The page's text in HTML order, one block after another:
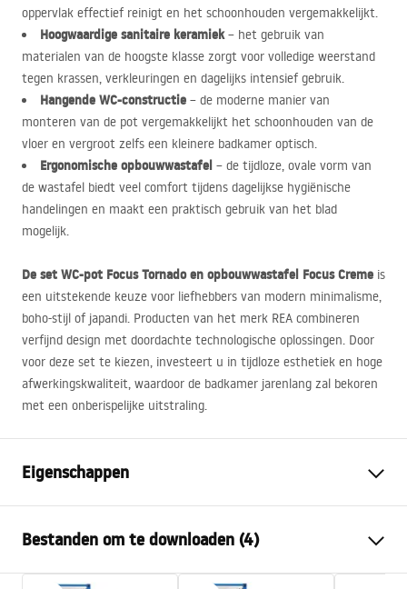
oppervlak effectief reinigt en het schoonhouden vergemakkelijkt.
Hoogwaardige sanitaire keramiek– het gebruik van
materialen van de hoogste klasse zorgt voor volledige weerstand
tegen krassen, verkleuringen en dagelijks intensief gebruik.
Hangende WC-constructie – de moderne manier van
monteren van de pot vergemakkelijkt het schoonhouden van de
vloer en vergroot zelfs een kleinere badkamer optisch.
Ergonomische opbouwwastafel – de tijdloze, ovale vorm van
de wastafel biedt veel comfort tijdens dagelijkse hygiënische
handelingen en maakt een praktisch gebruik van het blad
mogelijk.
De set WC-pot Focus Tornado en opbouwwastafel Focus Creme is
een uitstekende keuze voor liefhebbers van modern minimalisme,
boho-stijl of japandi. Producten van het merk REA combineren
verfijnd design met doordachte technologische oplossingen. Door
voor deze set te kiezen, investeert u in tijdloze esthetiek en hoge
afwerkingskwaliteit, waardoor de badkamer jarenlang zal bekoren
met een onberispelijke uitstraling.
Eigenschappen
Spoelsysteem
Rimless Tornado
Kleur
Ecru
Bestanden om te downloaden (4)